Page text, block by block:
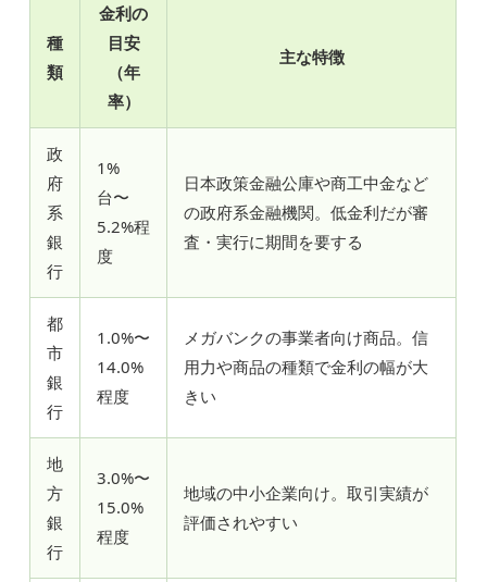
種
類
金利の
目安
（年
率）
主な特徴
政
府
系
銀
行
1%
台〜
5.2%程
度
日本政策金融公庫や商工中金など
の政府系金融機関。低金利だが審
査・実行に期間を要する
都
市
銀
行
1.0%〜
14.0%
程度
メガバンクの事業者向け商品。信
用力や商品の種類で金利の幅が大
きい
地
方
銀
行
3.0%〜
15.0%
程度
地域の中小企業向け。取引実績が
評価されやすい